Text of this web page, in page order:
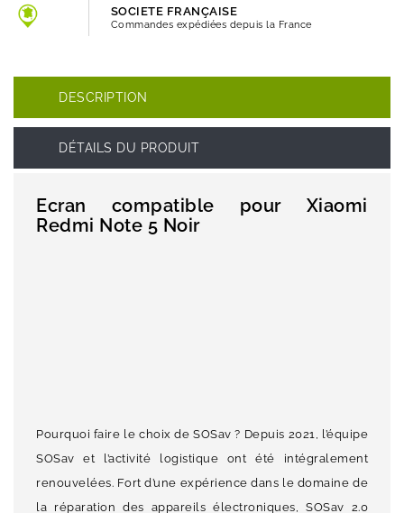
SOCIETE FRANÇAISE
Commandes expédiées depuis la France
DESCRIPTION
DÉTAILS DU PRODUIT
Ecran compatible pour Xiaomi
Redmi Note 5 Noir
Pourquoi faire le choix de SOSav ? Depuis 2021, l’équipe
SOSav et l’activité logistique ont été intégralement
renouvelées. Fort d’une expérience dans le domaine de
la réparation des appareils électroniques, SOSav 2.0